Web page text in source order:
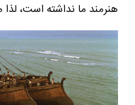
هنرمند ما نداشته است،